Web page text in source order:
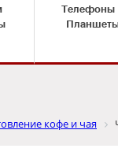
Телефоны
кофе и чая